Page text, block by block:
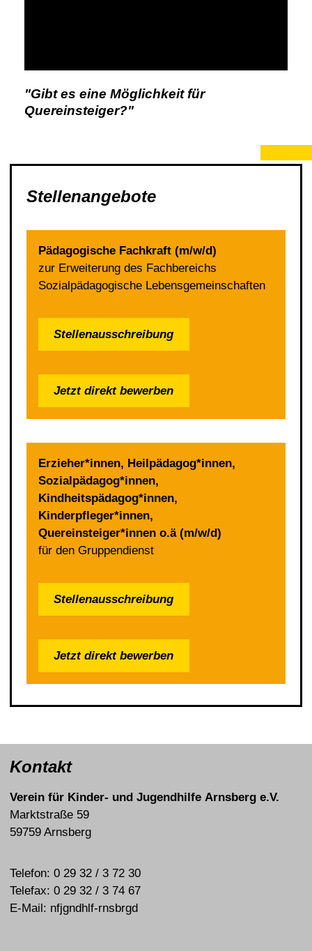
"Gibt es eine Möglichkeit für
Quereinsteiger?"
Stellenangebote
Pädagogische Fachkraft (m/w/d)
zur Erweiterung des Fachbereichs
Sozialpädagogische Lebensgemeinschaften
Stellenausschreibung
Jetzt direkt bewerben
Erzieher*innen, Heilpädagog*innen,
Sozialpädagog*innen,
Kindheitspädagog*innen,
Kinderpfleger*innen,
Quereinsteiger*innen o.ä (m/w/d)
für den Gruppendienst
Stellenausschreibung
Jetzt direkt bewerben
Kontakt
Verein für Kinder- und Jugendhilfe Arnsberg e.V.
Marktstraße 59
59759 Arnsberg
Telefon: 0 29 32 / 3 72 30
Telefax: 0 29 32 / 3 74 67
E-Mail: nfjgndhlf-rnsbrgd